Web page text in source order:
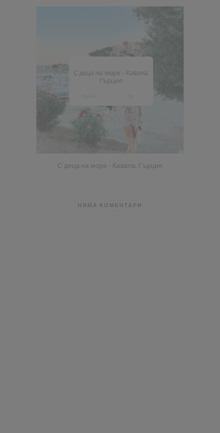
С деца на море - Кавала, Гърция
НЯМА КОМЕНТАРИ